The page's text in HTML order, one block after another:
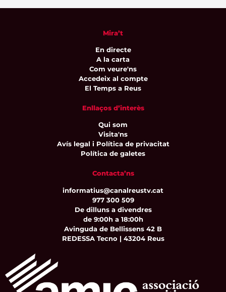
Mira’t
En directe
A la carta
Com veure'ns
Accedeix al compte
El Temps a Reus
Enllaços d’interès
Qui som
Visita'ns
Avís legal i Política de privacitat
Política de galetes
Contacta’ns
informatius@canalreustv.cat
977 300 509
De dilluns a divendres
de 9:00h a 18:00h
Avinguda de Bellissens 42 B
REDESSA Tecno | 43204 Reus